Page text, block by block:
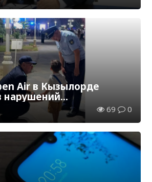
Air в Кызылорде
нарушений
порядка
69 0